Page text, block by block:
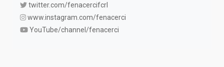
twitter.com/fenacercifcrl
www.instagram.com/fenacerci
YouTube/channel/fenacerci